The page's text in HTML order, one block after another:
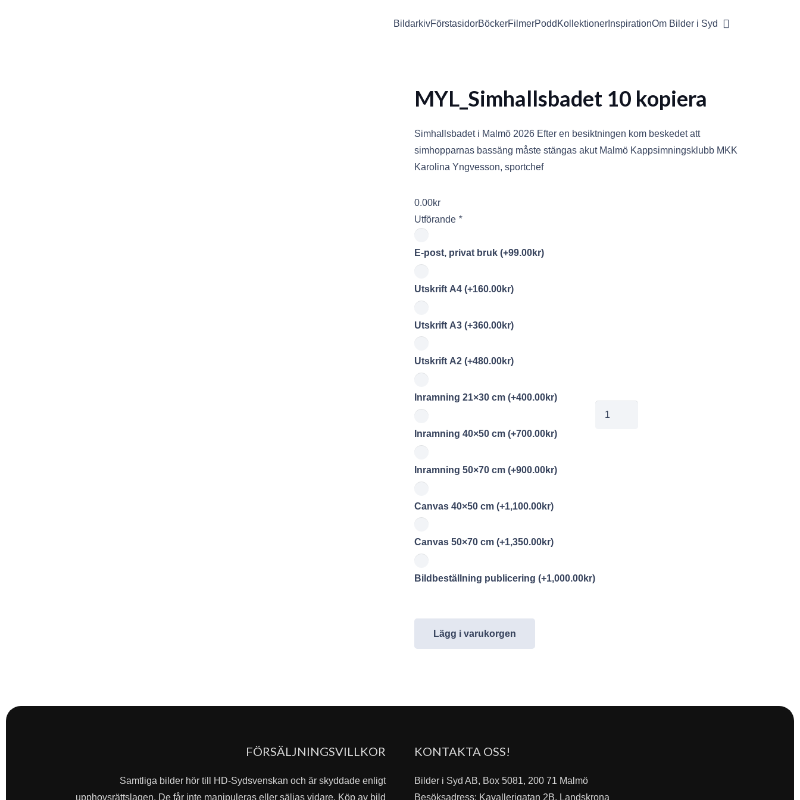
BildarkivFörstasidorBöckerFilmerPodd Kollektioner InspirationOm Bilder i Syd
MYL_Simhallsbadet 10 kopiera
Simhallsbadet i Malmö 2026 Efter en besiktningen kom beskedet att
simhopparnas bassäng måste stängas akut Malmö Kappsimningsklubb MKK
Karolina Yngvesson, sportchef
0.00kr
Utförande *
E-post, privat bruk (+99.00kr)
Utskrift A4 (+160.00kr)
Utskrift A3 (+360.00kr)
Utskrift A2 (+480.00kr)
Inramning 21×30 cm (+400.00kr)
Inramning 40×50 cm (+700.00kr)
Inramning 50×70 cm (+900.00kr)
Canvas 40×50 cm (+1,100.00kr)
Canvas 50×70 cm (+1,350.00kr)
Bildbeställning publicering (+1,000.00kr)
Lägg i varukorgen
FÖRSÄLJNINGSVILLKOR
Samtliga bilder hör till HD-Sydsvenskan och är skyddade enligt
upphovsrättslagen. De får inte manipuleras eller säljas vidare. Köp av bild
KONTAKTA OSS!
Bilder i Syd AB, Box 5081, 200 71 Malmö
Besöksadress: Kavallerigatan 2B, Landskrona